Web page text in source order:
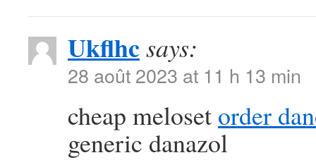
Ukflhcsays:
28 août 2023 at 11 h 13 min
cheap meloset order
generic danazol